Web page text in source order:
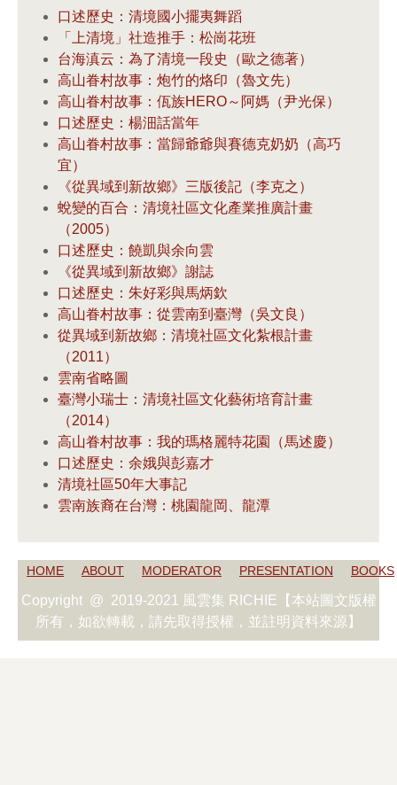
口述歷史：清境國小擺夷舞蹈
「上清境」社造推手：松崗花班
台海滇云：為了清境一段史（歐之德著）
高山眷村故事：炮竹的烙印（魯文先）
高山眷村故事：佤族HERO～阿媽（尹光保）
口述歷史：楊沺話當年
高山眷村故事：當歸爺爺與賽德克奶奶（高巧
宜）
《從異域到新故鄉》三版後記（李克之）
蛻變的百合：清境社區文化產業推廣計畫
（2005）
口述歷史：饒凱與余向雲
《從異域到新故鄉》謝誌
口述歷史：朱好彩與馬炳欽
高山眷村故事：從雲南到臺灣（吳文良）
從異域到新故鄉：清境社區文化紮根計畫
（2011）
雲南省略圖
臺灣小瑞士：清境社區文化藝術培育計畫
（2014）
高山眷村故事：我的瑪格麗特花園（馬述慶）
口述歷史：余娥與彭嘉才
清境社區50年大事記
雲南族裔在台灣：桃園龍岡、龍潭
HOME ABOUT MODERATOR PRESENTATION BOOKS
Copyright @ 2019-2021 風雲集 RICHIE【本站圖文版權
所有，如欲轉載，請先取得授權，並註明資料來源】